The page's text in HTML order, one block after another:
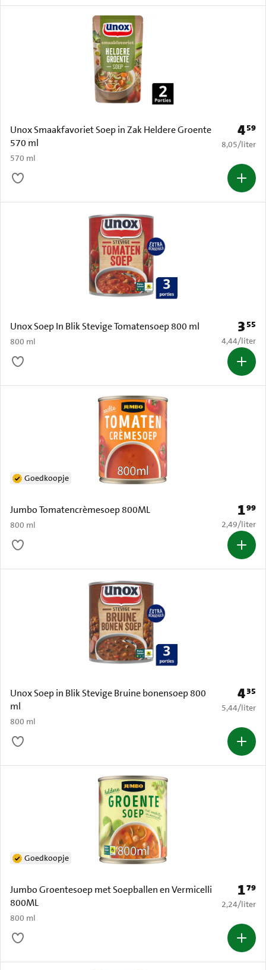
Unox Smaakfavoriet Soep in Zak Heldere Groente
570 ml
570 ml
Prijs:
459
€ 8,05 per
8,05/liter
Unox Soep In Blik Stevige Tomatensoep 800 ml
800 ml
Prijs:
3 55
€ 4,44 per
4,44/liter
Jumbo Tomatencrèmesoep 800ML
800 ml
Goedkoopje
Prijs:
199
€ 2,49 per
2,49/liter
Unox Soep in Blik Stevige Bruine bonensoep 800
ml
800 ml
Prijs:
435
€ 5,44 per
5,44/liter
Jumbo Groentesoep met Soepballen en Vermicelli
800ML
800 ml
Goedkoopje
Prijs:
179
€ 2,24 per
2,24/liter